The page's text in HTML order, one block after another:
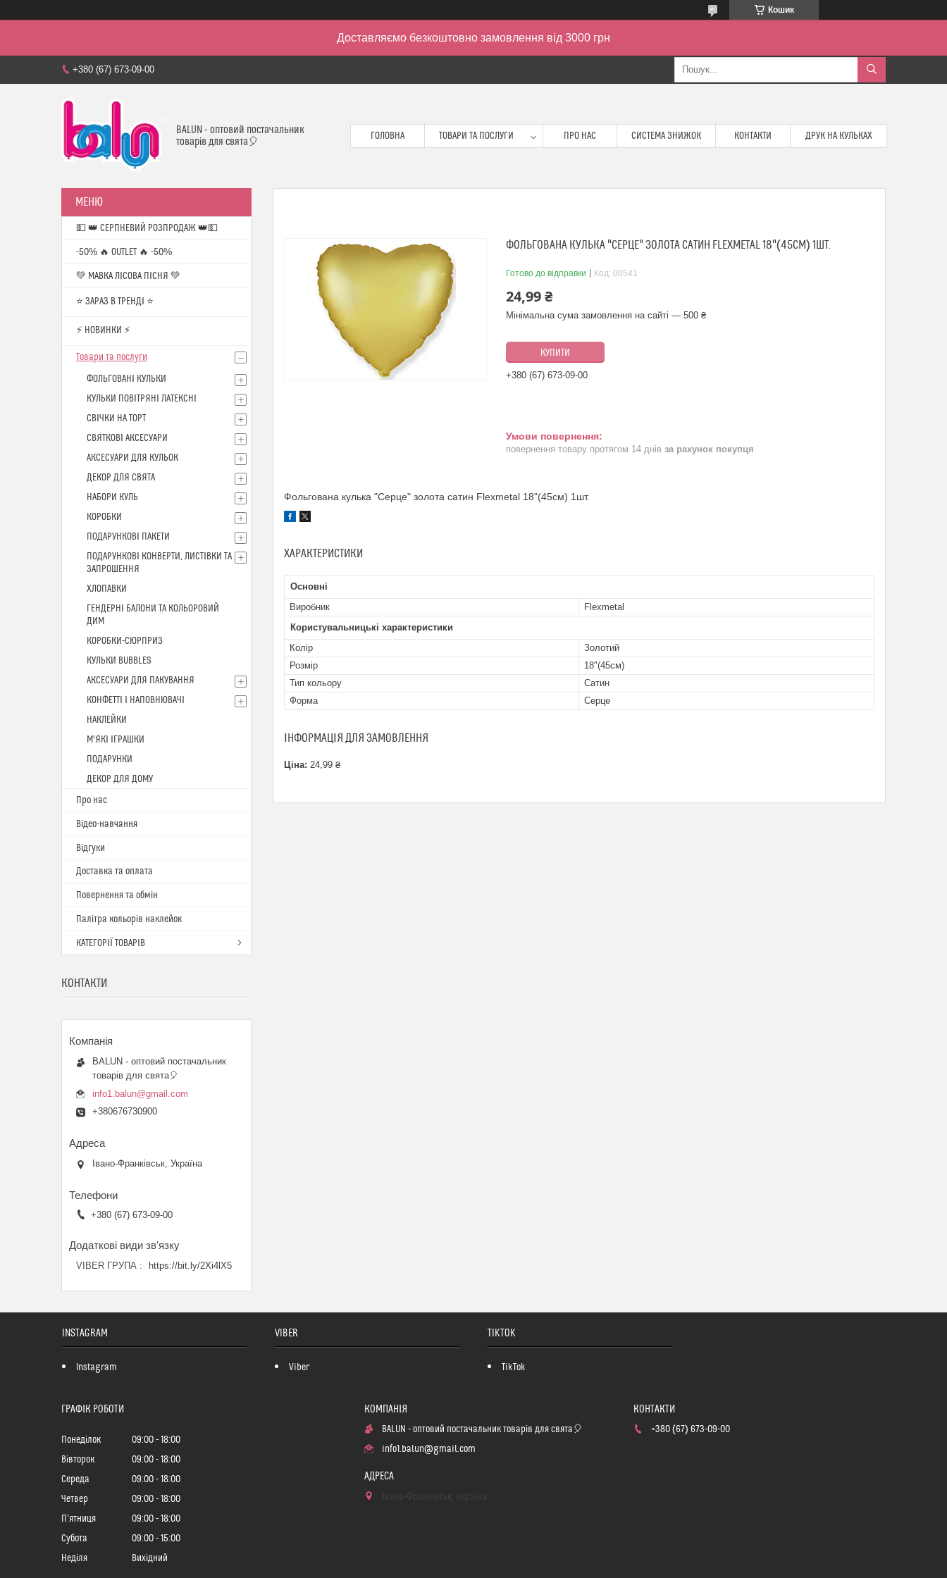
Кошик
Доставляємо безкоштовно замовлення від 3000 грн
+380 (67) 673-09-00
BALUN - оптовий постачальник
товарів для свята🎈
ГОЛОВНА ТОВАРИ ТА ПОСЛУГИ ПРО НАС СИСТЕМА ЗНИЖОК КОНТАКТИ ДРУК НА КУЛЬКАХ
ФОЛЬГОВАНА КУЛЬКА "СЕРЦЕ" ЗОЛОТА САТИН FLEXMETAL 18"(45СМ) 1ШТ.
Готово до відправки Код: 00541
24,99 ₴
Мінімальна сума замовлення на сайті — 500 ₴
КУПИТИ
+380 (67) 673-09-00
повернення товару протягом 14 днів за рахунок покупця
Фольгована кулька "Серце" золота сатин Flexmetal 18"(45см) 1шт.
ХАРАКТЕРИСТИКИ
Основні
Виробник
Flexmetal
Користувальницькі характеристики
Колір
Золотий
Розмір
18"(45см)
Тип кольору
Сатин
Форма
Серце
ІНФОРМАЦІЯ ДЛЯ ЗАМОВЛЕННЯ
Ціна: 24,99 ₴
💵 👑 СЕРПНЕВИЙ РОЗПРОДАЖ 👑💵
-50% 🔥 OUTLET 🔥 -50%
💚 МАВКА ЛІСОВА ПІСНЯ 💚
⭐️ ЗАРАЗ В ТРЕНДІ ⭐️
⚡ НОВИНКИ ⚡
Товари та послуги
ФОЛЬГОВАНІ КУЛЬКИ
КУЛЬКИ ПОВІТРЯНІ ЛАТЕКСНІ
СВІЧКИ НА ТОРТ
СВЯТКОВІ АКСЕСУАРИ
АКСЕСУАРИ ДЛЯ КУЛЬОК
ДЕКОР ДЛЯ СВЯТА
НАБОРИ КУЛЬ
КОРОБКИ
ПОДАРУНКОВІ ПАКЕТИ
ПОДАРУНКОВІ КОНВЕРТИ, ЛИСТІВКИ ТА
ЗАПРОШЕННЯ
ХЛОПАВКИ
ГЕНДЕРНІ БАЛОНИ ТА КОЛЬОРОВИЙ
ДИМ
КОРОБКИ-СЮРПРИЗ
КУЛЬКИ BUBBLES
АКСЕСУАРИ ДЛЯ ПАКУВАННЯ
КОНФЕТТІ І НАПОВНЮВАЧІ
НАКЛЕЙКИ
М'ЯКІ ІГРАШКИ
ПОДАРУНКИ
ДЕКОР ДЛЯ ДОМУ
Про нас
Відео-навчання
Відгуки
Доставка та оплата
Повернення та обмін
Палітра кольорів наклейок
КАТЕГОРІЇ ТОВАРІВ
КОНТАКТИ
BALUN - оптовий постачальник
товарів для свята🎈
info1.balun@gmail.com
+380676730900
Івано-Франківськ, Україна
+380 (67) 673-09-00
VIBER ГРУПА https://bit.ly/2Xi4lX5
INSTAGRAM
Instagram
VIBER
Viber
TIKTOK
TikTok
ГРАФІК РОБОТИ
Понеділок 09:00
18:00
Вівторок
09:00
18:00
Середа
09:00
18:00
Четвер
09:00
18:00
Пʼятниця
09:00
18:00
Субота
09:00
15:00
Неділя
Вихідний
BALUN - оптовий постачальник товарів для свята🎈
info1.balun@gmail.com
+380 (67) 673-09-00